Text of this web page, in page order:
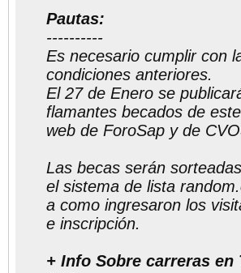
Pautas:
----------
Es necesario cumplir con
condiciones anteriores.
El 27 de Enero se
flamantes becados de
web de ForoSap y de
Las becas serán
el sistema de lista
a como ingresaron los
e inscripción.
+ Info Sobre carreras en